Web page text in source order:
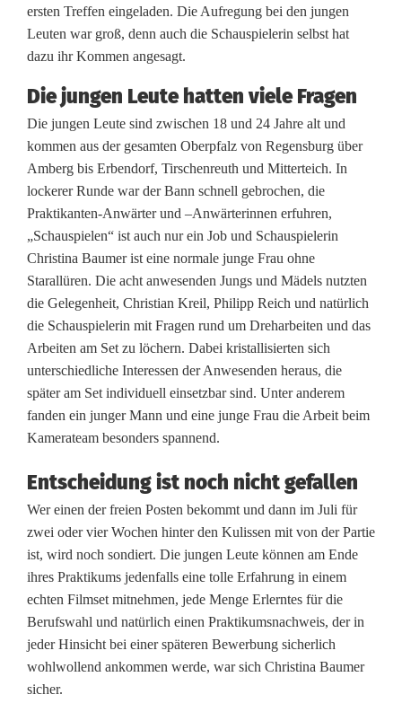
n
a
m
F
i
l
m
s
e
t
v
o
n
u
n
d
s
l
i
n
ersten Treffen eingeladen. Die Aufregung bei den jungen
Leuten war groß, denn auch die Schauspielerin selbst hat
dazu ihr Kommen angesagt.
Die jungen Leute hatten viele Fragen
Die jungen Leute sind zwischen 18 und 24 Jahre alt und
kommen aus der gesamten Oberpfalz von Regensburg über
Amberg bis Erbendorf, Tirschenreuth und Mitterteich. In
lockerer Runde war der Bann schnell gebrochen, die
Praktikanten-Anwärter und –Anwärterinnen erfuhren,
„Schauspielen“ ist auch nur ein Job und Schauspielerin
Christina Baumer ist eine normale junge Frau ohne
Starallüren. Die acht anwesenden Jungs und Mädels nutzten
die Gelegenheit, Christian Kreil, Philipp Reich und natürlich
die Schauspielerin mit Fragen rund um Dreharbeiten und das
Arbeiten am Set zu löchern. Dabei kristallisierten sich
unterschiedliche Interessen der Anwesenden heraus, die
später am Set individuell einsetzbar sind. Unter anderem
fanden ein junger Mann und eine junge Frau die Arbeit beim
Kamerateam besonders spannend.
Entscheidung ist noch nicht gefallen
Wer einen der freien Posten bekommt und dann im Juli für
zwei oder vier Wochen hinter den Kulissen mit von der Partie
ist, wird noch sondiert. Die jungen Leute können am Ende
ihres Praktikums jedenfalls eine tolle Erfahrung in einem
echten Filmset mitnehmen, jede Menge Erlerntes für die
Berufswahl und natürlich einen Praktikumsnachweis, der in
jeder Hinsicht bei einer späteren Bewerbung sicherlich
wohlwollend ankommen werde, war sich Christina Baumer
sicher.